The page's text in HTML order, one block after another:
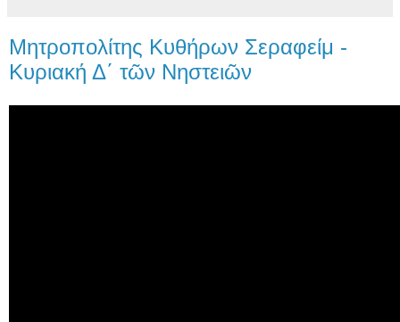
Μητροπολίτης Κυθήρων Σεραφείμ -
Κυριακή Δ΄ τῶν Νηστειῶν